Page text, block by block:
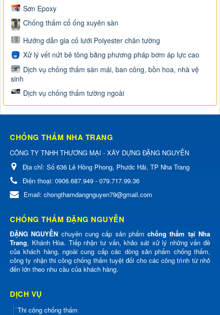
Sơn Epoxy
Chống thấm cổ ống xuyên sàn
Hướng dẫn gia cố lưới Polyester chân tường
Xử lý vết nứt bê tông bằng phương pháp bơm áp lực cao
Dịch vụ chống thấm sàn mái, ban công, bồn hoa, nhà vệ
sinh
Dịch vụ chống thấm tường ngoài
CHỐNG THẤM NHA TRANG
CÔNG TY TNHH THƯƠNG MẠI - XÂY DỰNG ĐẶNG NGUYỄN
Địa chỉ: Số 636 Lê Hồng Phong, Phước Hải, TP Nha Trang
Điện thoại: 0906.687.949 - 079.717.99.36
Email: chongthamdangnguyen79@gmail.com
CHỐNG THẤM ĐẶNG NGUYỄN
ĐẶNG NGUYỄN chuyên cung cấp sản phẩmchống thấm tại Nha
Trang, Khánh Hòa. Tiếp nhận tư vấn, khảo sát xử lý những vấn đề
của khách hàng, ngoài cung cấp các dòng sản phẩm chống thấm,
công ty nhận thi công chống thấm tuyệt đối cho các công trình từ nhỏ
đến lớn theo nhu cầu của khách hàng.
DỊCH VỤ
Thi công chống thấm